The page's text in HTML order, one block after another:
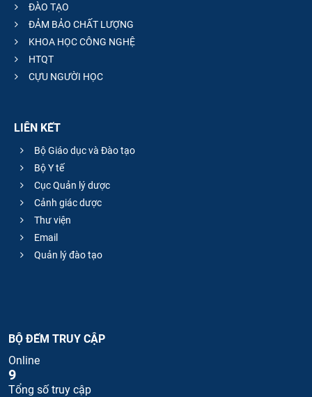
ĐÀO TẠO
ĐẢM BẢO CHẤT LƯỢNG
KHOA HỌC CÔNG NGHỆ
HTQT
CỰU NGƯỜI HỌC
LIÊN KẾT
Bộ Giáo dục và Đào tạo
Bộ Y tế
Cục Quản lý dược
Cảnh giác dược
Thư viện
Email
Quản lý đào tạo
BỘ ĐẾM TRUY CẬP
Online
9
Tổng số truy cập